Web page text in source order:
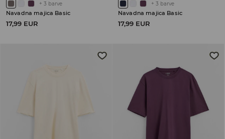
+ 3 barve
Navadna majica Basic
17,99 EUR
+ 3 barve
Navadna majica Basic
17,99 EUR